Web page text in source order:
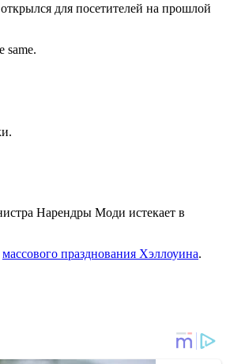
для посетителей на прошлой
same.
Нарендры Моди истекает в
массового празднования Хэллоуина.